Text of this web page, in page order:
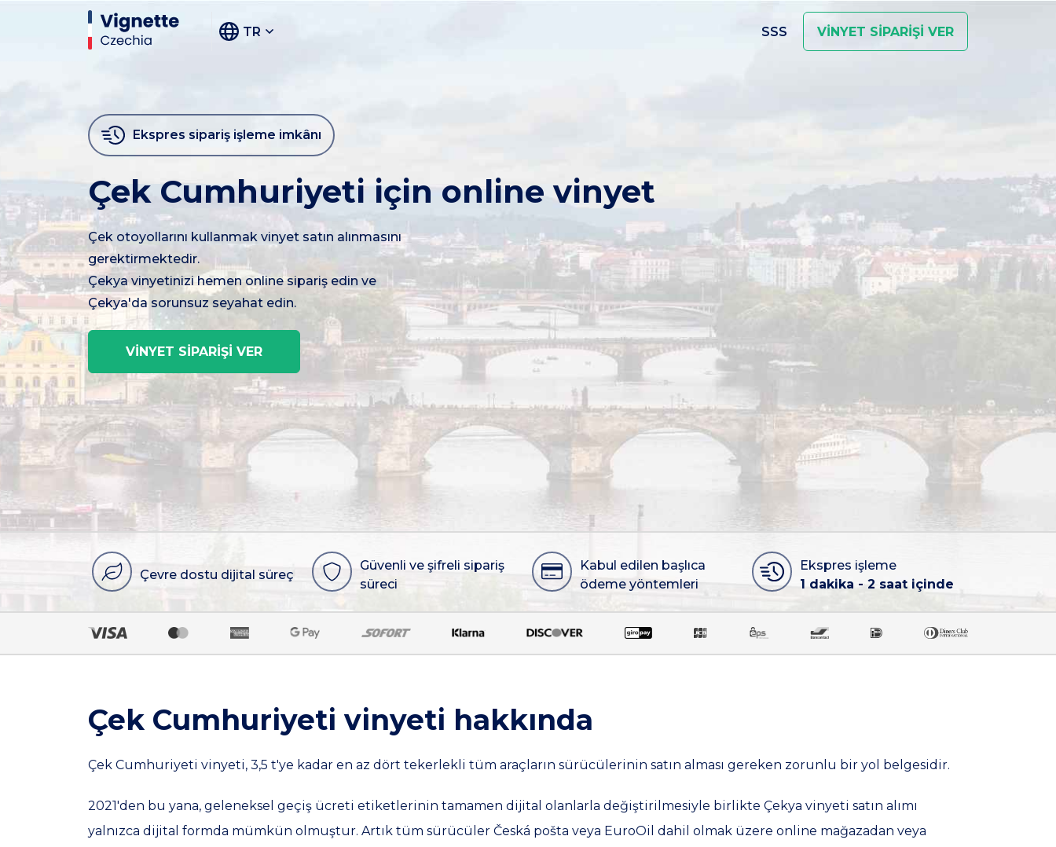
TR SSS VİNYET SİPARİŞİ VER
Ekspres sipariş işleme imkânı
Çek Cumhuriyeti için online vinyet
Çek otoyollarını kullanmak vinyet satın alınmasını
gerektirmektedir.
Çekya vinyetinizi hemen online sipariş edin ve
Çekya'da sorunsuz seyahat edin.
VİNYET SİPARİŞİ VER
Çevre dostu dijital süreç
Güvenli ve şifreli sipariş
süreci
Kabul edilen başlıca
ödeme yöntemleri
Ekspres işleme
1 dakika - 2 saat içinde
Çek Cumhuriyeti vinyeti hakkında
Çek Cumhuriyeti vinyeti, 3,5 t'ye kadar en az dört tekerlekli tüm araçların sürücülerinin satın alması gereken zorunlu bir yol belgesidir.
2021'den bu yana, geleneksel geçiş ücreti etiketlerinin tamamen dijital olanlarla değiştirilmesiyle birlikte Çekya vinyeti satın alımı
yalnızca dijital formda mümkün olmuştur. Artık tüm sürücüler Česká pošta veya EuroOil dahil olmak üzere online mağazadan veya